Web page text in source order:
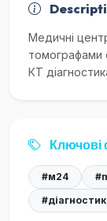
Медичні
томографами
КТ
Ключові
#м24